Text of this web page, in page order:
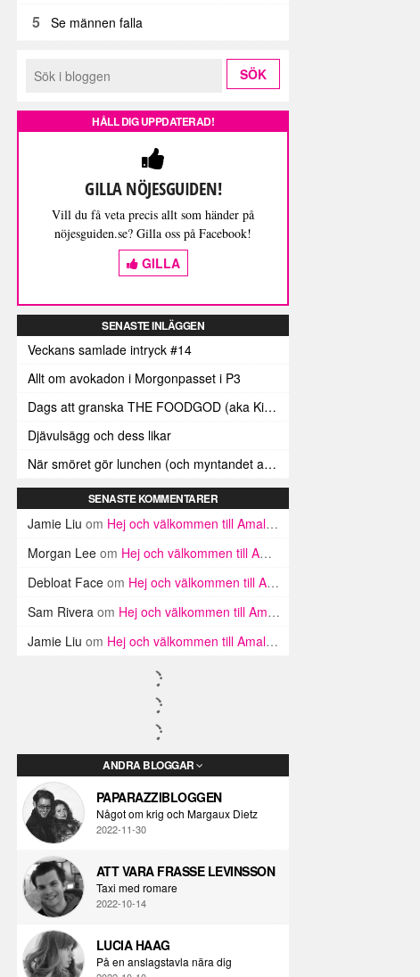
5 Se männen falla
HÅLL DIG UPPDATERAD!
GILLA NÖJESGUIDEN!
Vill du få veta precis allt som händer på
nöjesguiden.se? Gilla oss på Facebook!
GILLA
SENASTE INLÄGGEN
Veckans samlade intryck #14
Allt om avokadon i Morgonpasset i P3
Dags att granska THE FOODGOD (aka Kim Kardashians matinstagrammande bästis)
Djävulsägg och dess likar
När smöret gör lunchen (och myntandet av termen ”Smörindex”)
SENASTE KOMMENTARER
Jamie Liu om Hej och välkommen till Amalfikusten
Morgan Lee om Hej och välkommen till Amalfikusten
Debloat Face om Hej och välkommen till Amalfikusten
Sam Rivera om Hej och välkommen till Amalfikusten
Jamie Liu om Hej och välkommen till Amalfikusten
ANDRA BLOGGAR
PAPARAZZIBLOGGEN
Något om krig och Margaux Dietz
2022-11-30
ATT VARA FRASSE LEVINSSON
Taxi med romare
2022-10-14
LUCIA HAAG
På en anslagstavla nära dig